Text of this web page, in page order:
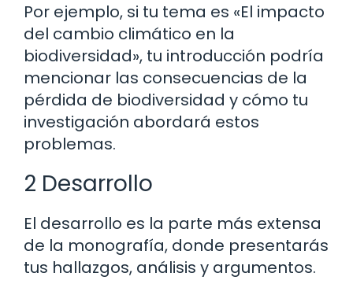
Por ejemplo, si tu tema es «El impacto
del cambio climático en la
biodiversidad», tu introducción podría
mencionar las consecuencias de la
pérdida de biodiversidad y cómo tu
investigación abordará estos
problemas.
2 Desarrollo
El desarrollo es la parte más extensa
de la monografía, donde presentarás
tus hallazgos, análisis y argumentos.